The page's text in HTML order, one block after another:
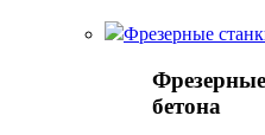
Фрезерные
бетона